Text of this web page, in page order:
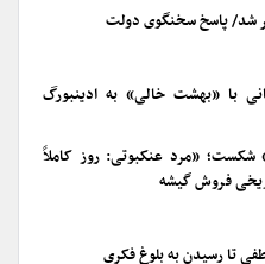
شد/ پاسخ سخنگوی دولت
با «بهشت خالی» به ادینبورگ
شکست؛ «مرد عنکبوتی: روز کاملاً
فروش گیشه
تا رسیدن به بلوغ فکری